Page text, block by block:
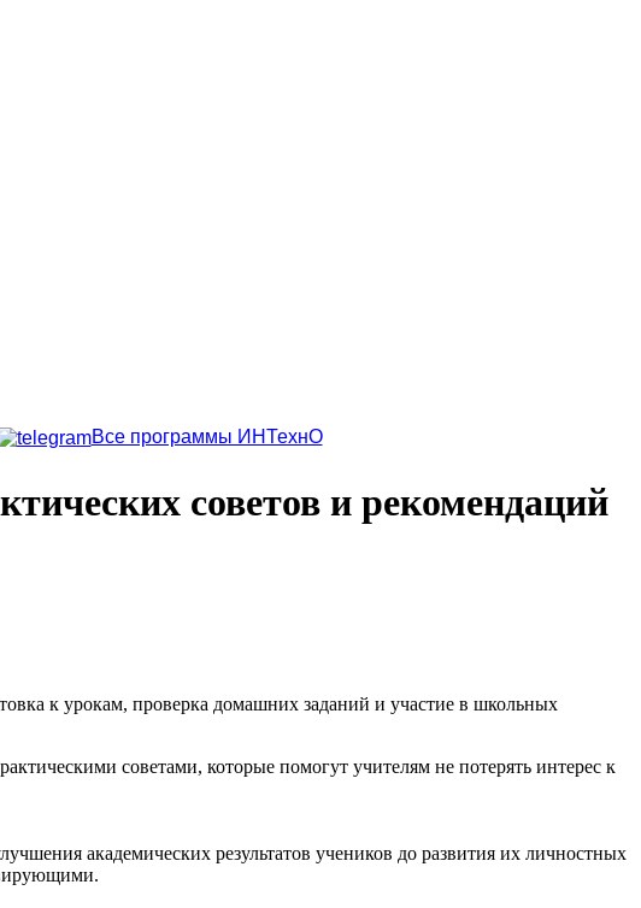
Все программы ИНТехнО
советов и рекомендаций
к урокам, проверка домашних заданий и участие в школьных
советами, которые помогут учителям не потерять интерес к
академических результатов учеников до развития их личностных